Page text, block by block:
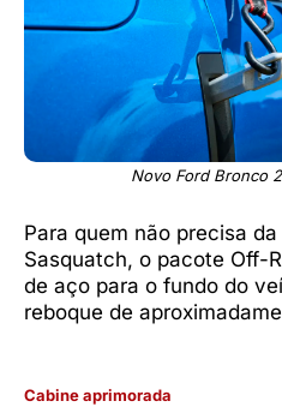
Novo Ford Bronco
Para quem não precisa
Sasquatch, o pacote Off-
de aço para o fundo do
reboque de
Cabine aprimorada